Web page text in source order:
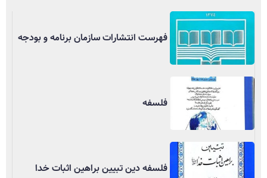
فهرست انتشارات سازمان برنامه و بودجه
فلسفه
فلسفه دین تبیین براهین اثبات خدا